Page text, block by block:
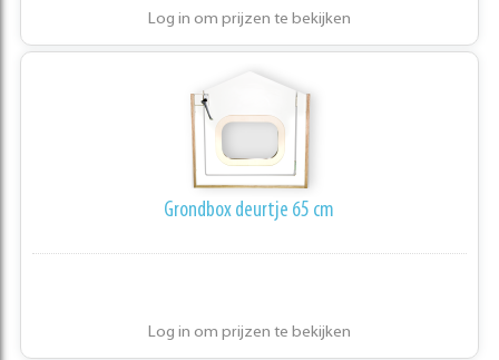
Log in om prijzen te bekijken
Grondbox deurtje 65 cm
Log in om prijzen te bekijken